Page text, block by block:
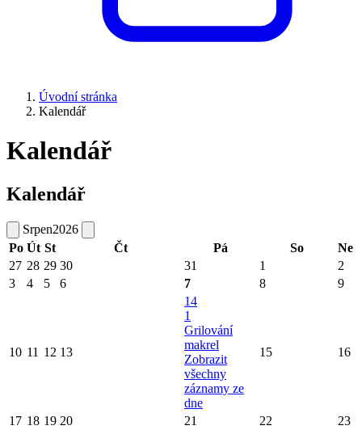
Úvodní stránka
Kalendář
Kalendář
Kalendář
Srpen2026
Po Út St Čt Pá So
Ne
27 28 29 30 31 1
2
3
4 5 6 7 8 9
10 11 12 13
14
1
Grilování
makrel
Zobrazit
všechny
záznamy ze
dne
15 16
17 18 19 20 21 22 23